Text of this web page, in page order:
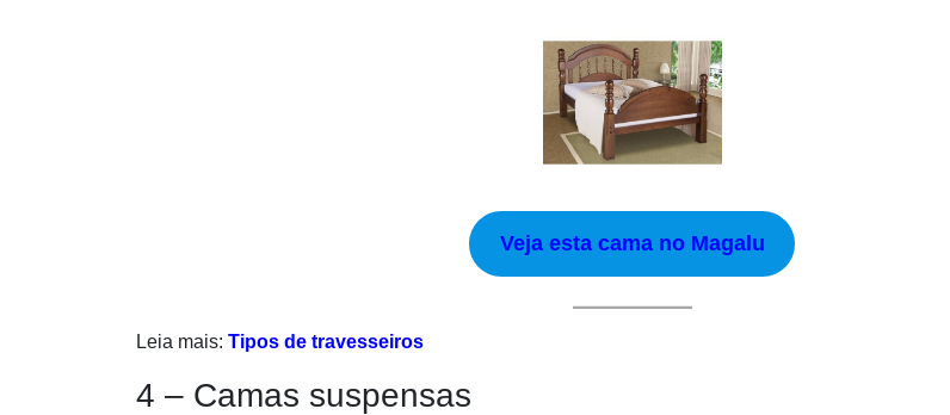
Veja esta cama no Magalu
Leia mais: Tipos de travesseiros
4 – Camas suspensas